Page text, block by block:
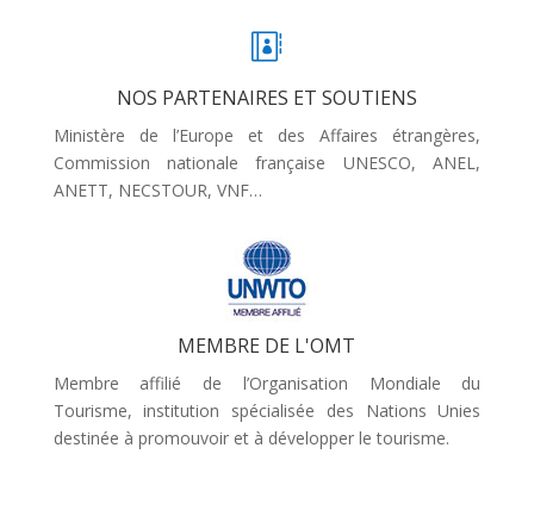

NOS PARTENAIRES ET SOUTIENS
Ministère de l’Europe et des Affaires étrangères,
Commission nationale française UNESCO, ANEL,
ANETT, NECSTOUR, VNF…
MEMBRE DE L'OMT
Membre affilié de l’Organisation Mondiale du
Tourisme, institution spécialisée des Nations Unies
destinée à promouvoir et à développer le tourisme.